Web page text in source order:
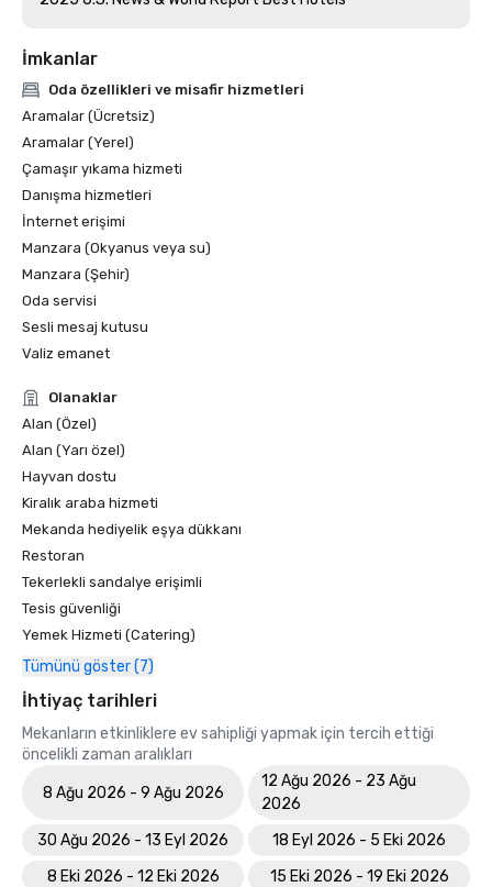
İmkanlar
Oda özellikleri ve misafir hizmetleri
Aramalar (Ücretsiz)
Aramalar (Yerel)
Çamaşır yıkama hizmeti
Danışma hizmetleri
İnternet erişimi
Manzara (Okyanus veya su)
Manzara (Şehir)
Oda servisi
Sesli mesaj kutusu
Valiz emanet
Olanaklar
Alan (Özel)
Alan (Yarı özel)
Hayvan dostu
Kiralık araba hizmeti
Mekanda hediyelik eşya dükkanı
Restoran
Tekerlekli sandalye erişimli
Tesis güvenliği
Yemek Hizmeti (Catering)
Tümünü göster (7)
İhtiyaç tarihleri
Mekanların etkinliklere ev sahipliği yapmak için tercih ettiği
öncelikli zaman aralıkları
8 Ağu 2026 - 9 Ağu 2026
12 Ağu 2026 - 23 Ağu
2026
30 Ağu 2026 - 13 Eyl 2026
18 Eyl 2026 - 5 Eki 2026
8 Eki 2026 - 12 Eki 2026
15 Eki 2026 - 19 Eki 2026